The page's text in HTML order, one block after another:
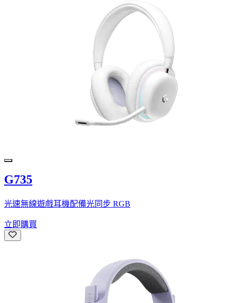
G735
光速無線遊戲耳機配備光同步 RGB
立即購買